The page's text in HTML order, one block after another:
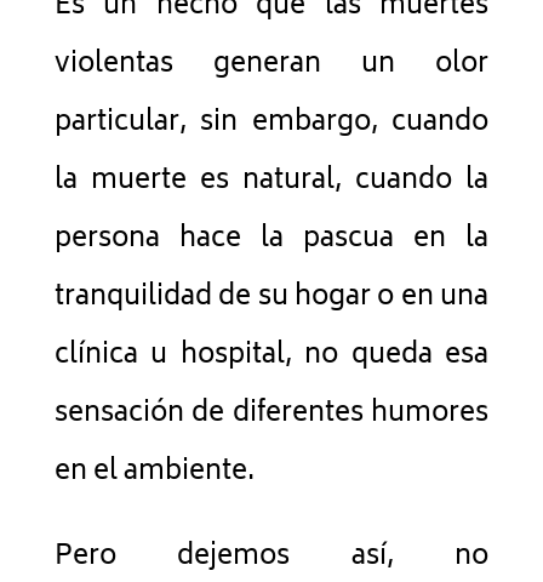
violentas generan un olor
particular, sin embargo, cuando
la muerte es natural, cuando la
persona hace la pascua en la
tranquilidad de su hogar o en una
clínica u hospital, no queda esa
sensación de diferentes humores
en el ambiente.
Pero dejemos así, no